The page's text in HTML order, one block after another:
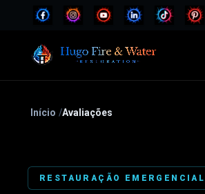
Início /Avaliações
RESTAURAÇÃO